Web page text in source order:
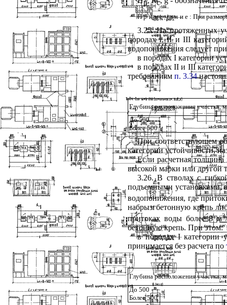
р с
Примечание : При
3.25. На протяженных
породах I, II и III
водопонижения следует
в породах Iкатегории
в породахII и III
требованиям п. 3.34
Глубина расположения участка, м
До 500
Более 500
При соответствующем
категории устойчивости,
Если расчетная
высокой марки или другой
3.26. В стволах с
подъемными установками,
водопонижения, где
набрызгбетонную крепь
притоках воды более 8 м3
бетонную крепь. При этом:
в породахIкатегории
принимается без расчета по
Глубина расположения участка, м
До 500
Более 500